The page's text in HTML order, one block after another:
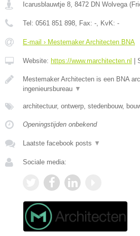
Icarusblauwtje 8, 8472 DN Wolvega(
Tel: 0561 851 898, Fax: -, KvK: -
E-mail › Mestemaker Architecten BNA
Website: https://www.marchitecten.nl
Mestemaker Architecten is een BNA
ingenieursbureau ▼
architectuur, ontwerp, stedenbouw,
Openingstijden onbekend
Laatste facebook posts ▼
Sociale media: